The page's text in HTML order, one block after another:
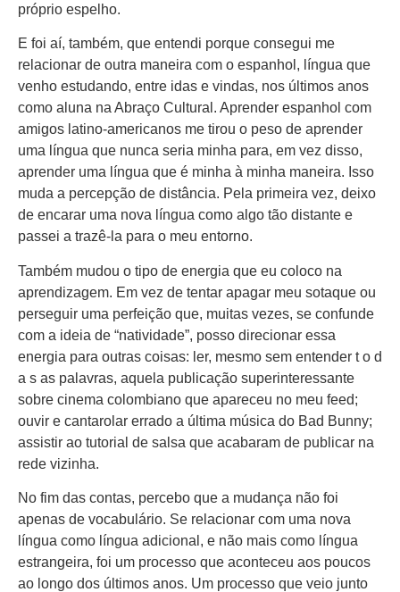
próprio espelho.
E foi aí, também, que entendi porque consegui me
relacionar de outra maneira com o espanhol, língua que
venho estudando, entre idas e vindas, nos últimos anos
como aluna na Abraço Cultural. Aprender espanhol com
amigos latino-americanos me tirou o peso de aprender
uma língua que nunca seria minha para, em vez disso,
aprender uma língua que é minha à minha maneira. Isso
muda a percepção de distância. Pela primeira vez, deixo
de encarar uma nova língua como algo tão distante e
passei a trazê-la para o meu entorno.
Também mudou o tipo de energia que eu coloco na
aprendizagem. Em vez de tentar apagar meu sotaque ou
perseguir uma perfeição que, muitas vezes, se confunde
com a ideia de “natividade”, posso direcionar essa
energia para outras coisas: ler, mesmo sem entender t o d
a s as palavras, aquela publicação superinteressante
sobre cinema colombiano que apareceu no meu feed;
ouvir e cantarolar errado a última música do Bad Bunny;
assistir ao tutorial de salsa que acabaram de publicar na
rede vizinha.
No fim das contas, percebo que a mudança não foi
apenas de vocabulário. Se relacionar com uma nova
língua como língua adicional, e não mais como língua
estrangeira, foi um processo que aconteceu aos poucos
ao longo dos últimos anos. Um processo que veio junto